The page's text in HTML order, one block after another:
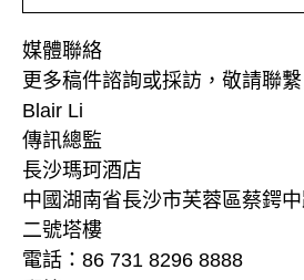
媒體聯絡
更多稿件諮詢或採訪，敬請聯繫
Blair Li
傳訊總監
長沙瑪珂酒店
中國湖南省長沙市芙蓉區蔡鍔
二號塔樓
電話：86 731 8296 8888